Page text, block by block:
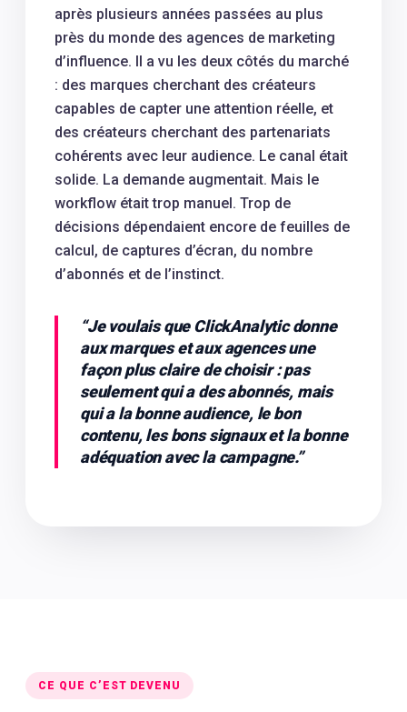
après plusieurs années passées au plus
près du monde des agences de marketing
d’influence. Il a vu les deux côtés du marché
: des marques cherchant des créateurs
capables de capter une attention réelle, et
des créateurs cherchant des partenariats
cohérents avec leur audience. Le canal était
solide. La demande augmentait. Mais le
workflow était trop manuel. Trop de
décisions dépendaient encore de feuilles de
calcul, de captures d’écran, du nombre
d’abonnés et de l’instinct.
“Je voulais que ClickAnalytic donne
aux marques et aux agences une
façon plus claire de choisir : pas
seulement qui a des abonnés, mais
qui a la bonne audience, le bon
contenu, les bons signaux et la bonne
adéquation avec la campagne.”
CE QUE C’EST DEVENU